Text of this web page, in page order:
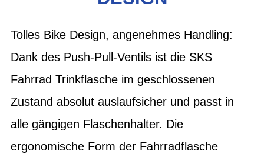
Tolles Bike Design, angenehmes Handling:
Dank des Push-Pull-Ventils ist die SKS
Fahrrad Trinkflasche im geschlossenen
Zustand absolut auslaufsicher und passt in
alle gängigen Flaschenhalter. Die
ergonomische Form der Fahrradflasche